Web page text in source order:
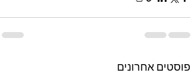
פוסטים אחרונים